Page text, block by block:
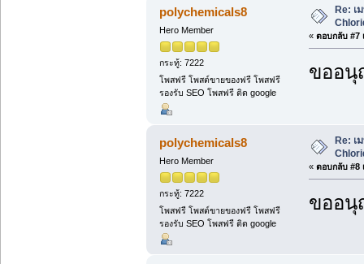
polychemicals8
Hero Member
กระทู้: 7222
โพสฟรี โพสต์ขายของฟรี โพสฟรี
รองรับ SEO โพสฟรี ติด google
Re: เ
« ตอบกลับ #7
ขออนุ
polychemicals8
Hero Member
กระทู้: 7222
โพสฟรี โพสต์ขายของฟรี โพสฟรี
รองรับ SEO โพสฟรี ติด google
Re: เ
« ตอบกลับ #8
ขออนุ